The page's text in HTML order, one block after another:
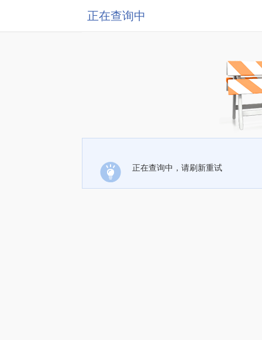
正在查询中
正在查询中，请刷新重试